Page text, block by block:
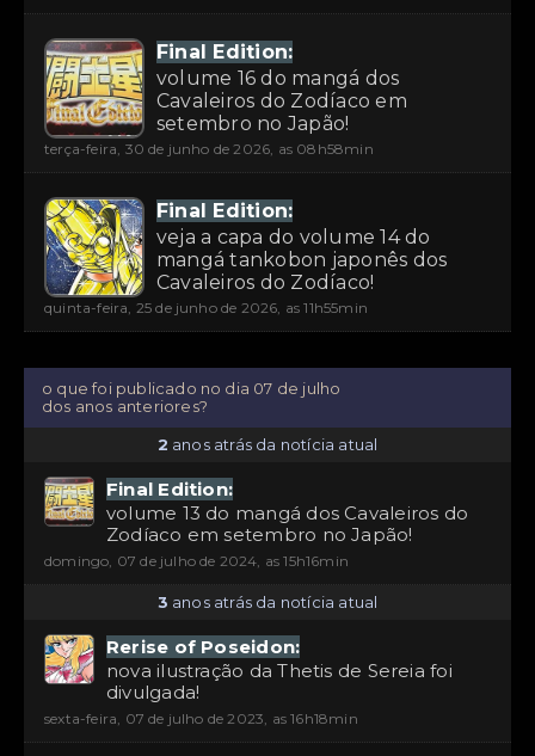
Final Edition:
volume 16 do mangá dos
Cavaleiros do Zodíaco em
setembro no Japão!
terça-feira, 30 de junho de 2026, as 08h58min
Final Edition:
veja a capa do volume 14 do
mangá tankobon japonês dos
Cavaleiros do Zodíaco!
quinta-feira, 25 de junho de 2026, as 11h55min
o que foi publicado no dia 07 de julho
dos anos anteriores?
2 anos atrás da notícia atual
Final Edition:
volume 13 do mangá dos Cavaleiros do
Zodíaco em setembro no Japão!
domingo, 07 de julho de 2024, as 15h16min
3 anos atrás da notícia atual
Rerise of Poseidon:
nova ilustração da Thetis de Sereia foi
divulgada!
sexta-feira, 07 de julho de 2023, as 16h18min